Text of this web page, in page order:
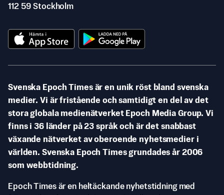
112 59 Stockholm
Svenska Epoch Times är en unik röst bland svenska
medier. Vi är fristående och samtidigt en del av det
stora globala medienätverket Epoch Media Group. Vi
finns i 36 länder på 23 språk och är det snabbast
växande nätverket av oberoende nyhetsmedier i
världen. Svenska Epoch Times grundades år 2006
som webbtidning.
Epoch Times är en heltäckande nyhetstidning med